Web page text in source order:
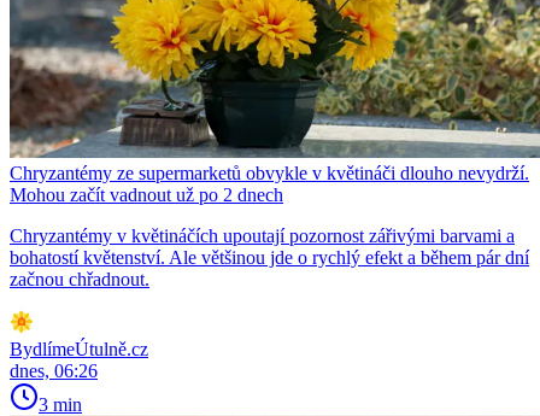
Chryzantémy ze supermarketů obvykle v květináči dlouho nevydrží.
Mohou začít vadnout už po 2 dnech
Chryzantémy v květináčích upoutají pozornost zářivými barvami a
bohatostí květenství. Ale většinou jde o rychlý efekt a během pár dní
začnou chřadnout.
BydlímeÚtulně.cz
dnes, 06:26
3 min